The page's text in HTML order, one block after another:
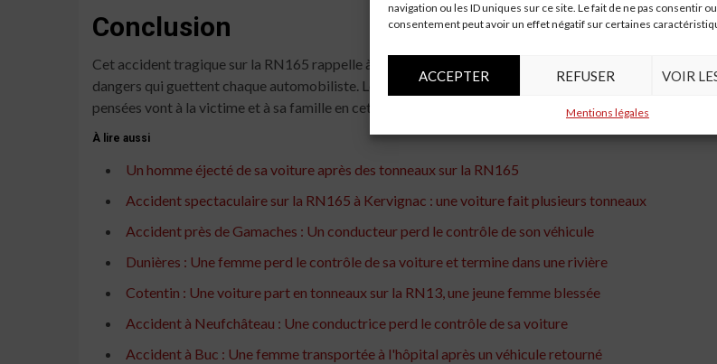
navigation ou les ID uniques sur ce site. Le fait de ne pas consentir
consentement peut avoir un effet négatif sur certaines
ACCEPTER REFUSER VOIR
Mentions légales
Conclusion
Cet accident tragique sur la RN165 rappelle à tous l’importance de la prudence sur la route. La
dangers qui guettent chaque automobiliste. Les autorités doivent continuer à travailler pour
pensées vont à la victime et à sa famille en cette période difficile.
À lire aussi
Un homme éjecté de sa voiture après des tonneaux sur la RN165
Accident spectaculaire sur la RN165 à Kervignac : une voiture fait plusieurs tonneaux
Accident près de Gamaches : Un conducteur perd le contrôle de son véhicule
Dunières : Une femme perd le contrôle de sa voiture et termine dans une rivière
Cotentin : Une voiture part en tonneaux sur la RN13, une jeune femme blessée
Accident à Neufchâteau : Une conductrice perd le contrôle de sa voiture
Accident à Buc : Une femme transportée à l'hôpital après un véhicule retourné